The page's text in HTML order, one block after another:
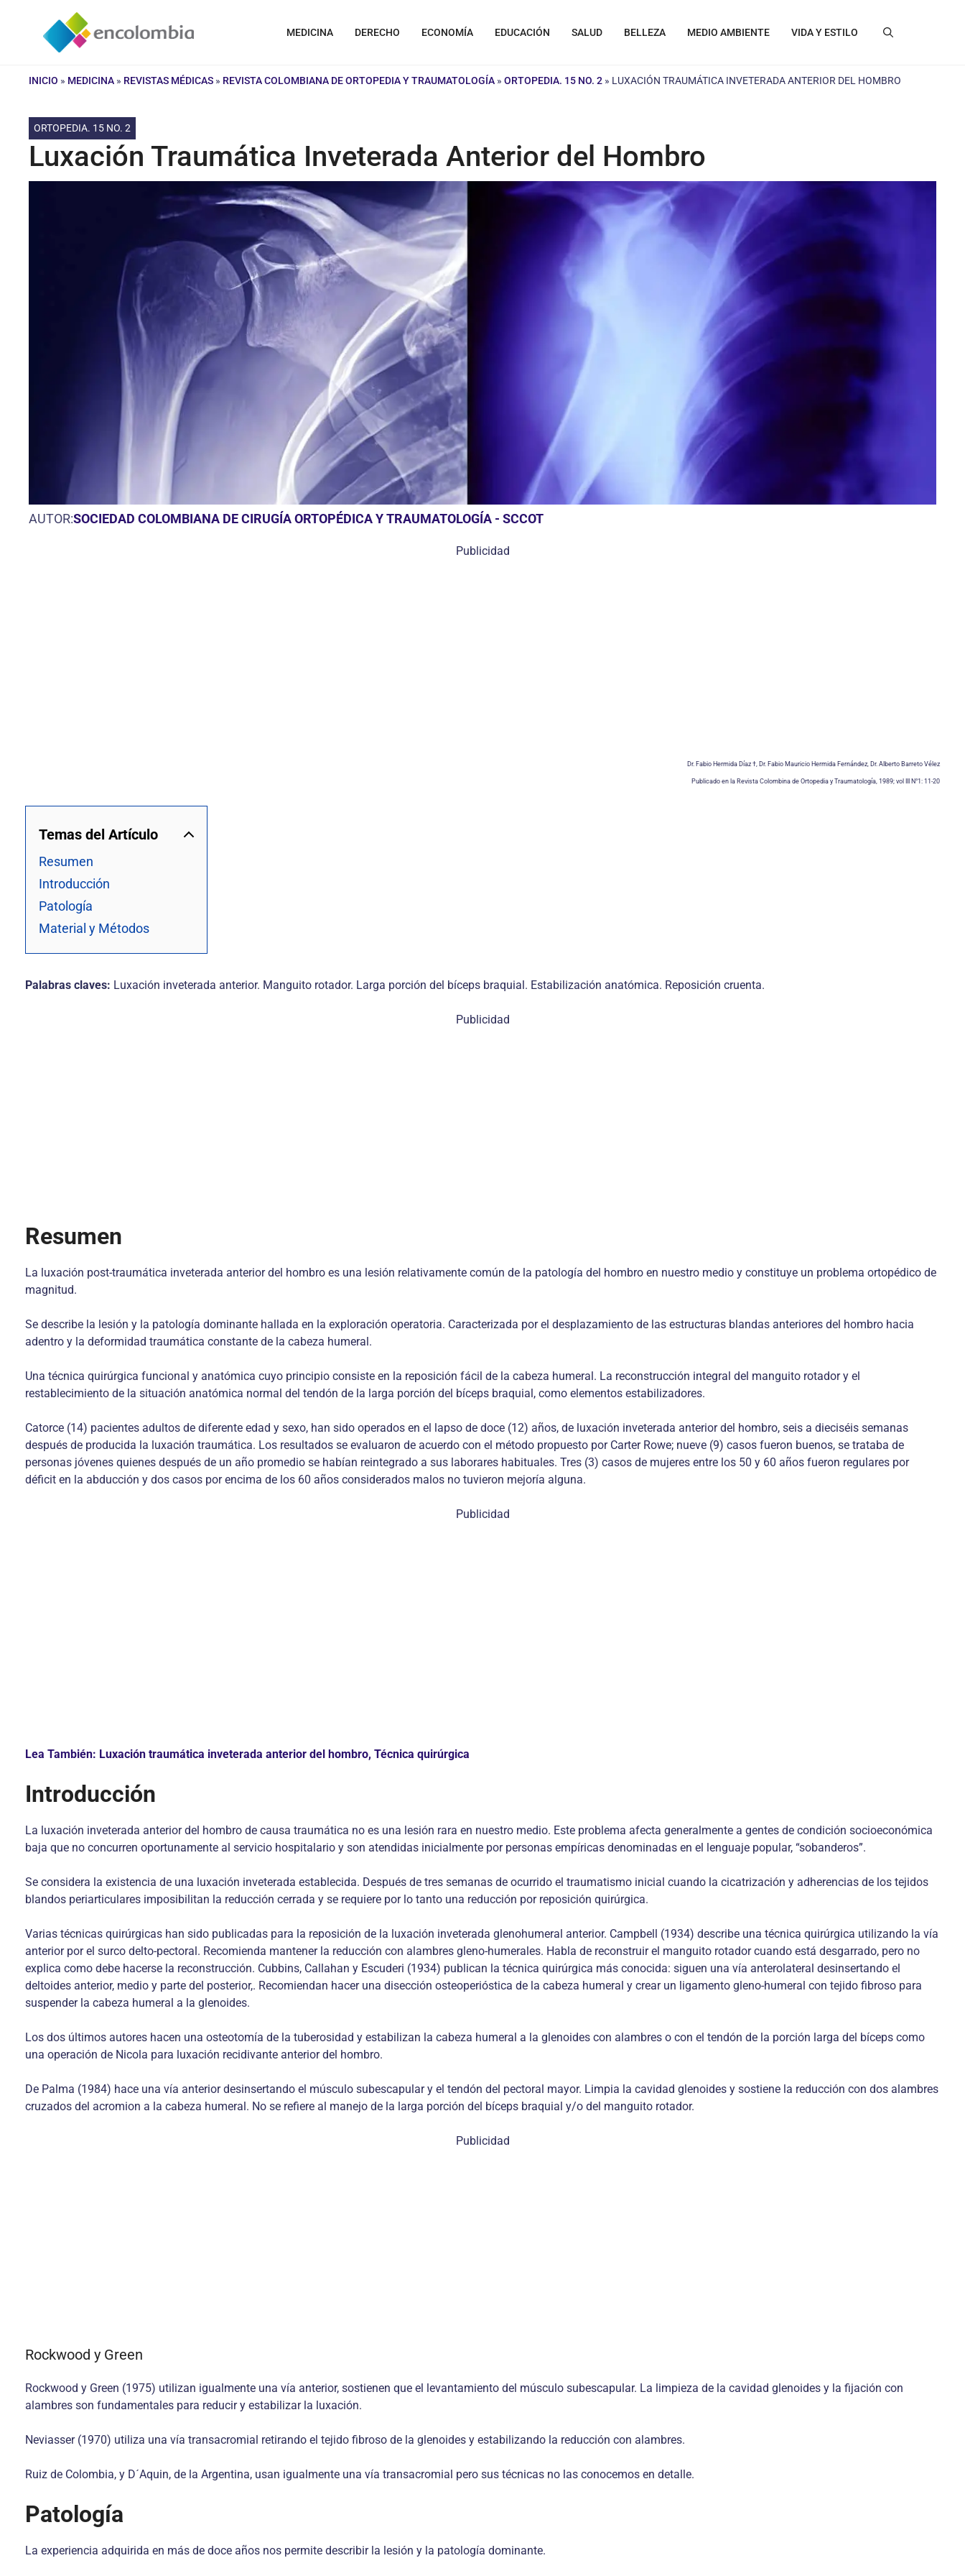
contenido
MEDICINA DERECHO ECONOMÍA EDUCACIÓN SALUD BELLEZA MEDIO AMBIENTE VIDA Y ESTILO
INICIO » MEDICINA » REVISTAS MÉDICAS » REVISTA COLOMBIANA DE ORTOPEDIA Y TRAUMATOLOGÍA » ORTOPEDIA. 15 NO. 2 » LUXACIÓN TRAUMÁTICA INVETERADA ANTERIOR DEL HOMBRO
ORTOPEDIA. 15 NO. 2
Luxación Traumática Inveterada Anterior del Hombro
AUTOR:SOCIEDAD COLOMBIANA DE CIRUGÍA ORTOPÉDICA Y TRAUMATOLOGÍA - SCCOT
Publicidad
Dr. Fabio Hermida Díaz †, Dr. Fabio Mauricio Hermida Fernández, Dr. Alberto Barreto Vélez
Publicado en la Revista Colombina de Ortopedia y Traumatología, 1989; vol III N°1: 11-20
Temas del Artículo
Resumen
Introducción
Patología
Material y Métodos
Palabras claves: Luxación inveterada anterior. Manguito rotador. Larga porción del bíceps braquial. Estabilización anatómica. Reposición cruenta.
Publicidad
Resumen
La luxación post-traumática inveterada anterior del hombro es una lesión relativamente común de la patología del hombro en nuestro medio y constituye un problema ortopédico de
magnitud.
Se describe la lesión y la patología dominante hallada en la exploración operatoria. Caracterizada por el desplazamiento de las estructuras blandas anteriores del hombro hacia
adentro y la deformidad traumática constante de la cabeza humeral.
Una técnica quirúrgica funcional y anatómica cuyo principio consiste en la reposición fácil de la cabeza humeral. La reconstrucción integral del manguito rotador y el
restablecimiento de la situación anatómica normal del tendón de la larga porción del bíceps braquial, como elementos estabilizadores.
Catorce (14) pacientes adultos de diferente edad y sexo, han sido operados en el lapso de doce (12) años, de luxación inveterada anterior del hombro, seis a dieciséis semanas
después de producida la luxación traumática. Los resultados se evaluaron de acuerdo con el método propuesto por Carter Rowe; nueve (9) casos fueron buenos, se trataba de
personas jóvenes quienes después de un año promedio se habían reintegrado a sus laborares habituales. Tres (3) casos de mujeres entre los 50 y 60 años fueron regulares por
déficit en la abducción y dos casos por encima de los 60 años considerados malos no tuvieron mejoría alguna.
Publicidad
Lea También: Luxación traumática inveterada anterior del hombro, Técnica quirúrgica
Introducción
La luxación inveterada anterior del hombro de causa traumática no es una lesión rara en nuestro medio. Este problema afecta generalmente a gentes de condición socioeconómica
baja que no concurren oportunamente al servicio hospitalario y son atendidas inicialmente por personas empíricas denominadas en el lenguaje popular, “sobanderos”.
Se considera la existencia de una luxación inveterada establecida. Después de tres semanas de ocurrido el traumatismo inicial cuando la cicatrización y adherencias de los tejidos
blandos periarticulares imposibilitan la reducción cerrada y se requiere por lo tanto una reducción por reposición quirúrgica.
Varias técnicas quirúrgicas han sido publicadas para la reposición de la luxación inveterada glenohumeral anterior. Campbell (1934) describe una técnica quirúrgica utilizando la vía
anterior por el surco delto-pectoral. Recomienda mantener la reducción con alambres gleno-humerales. Habla de reconstruir el manguito rotador cuando está desgarrado, pero no
explica como debe hacerse la reconstrucción. Cubbins, Callahan y Escuderi (1934) publican la técnica quirúrgica más conocida: siguen una vía anterolateral desinsertando el
deltoides anterior, medio y parte del posterior,. Recomiendan hacer una disección osteoperióstica de la cabeza humeral y crear un ligamento gleno-humeral con tejido fibroso para
suspender la cabeza humeral a la glenoides.
Los dos últimos autores hacen una osteotomía de la tuberosidad y estabilizan la cabeza humeral a la glenoides con alambres o con el tendón de la porción larga del bíceps como
una operación de Nicola para luxación recidivante anterior del hombro.
De Palma (1984) hace una vía anterior desinsertando el músculo subescapular y el tendón del pectoral mayor. Limpia la cavidad glenoides y sostiene la reducción con dos alambres
cruzados del acromion a la cabeza humeral. No se refiere al manejo de la larga porción del bíceps braquial y/o del manguito rotador.
Publicidad
Rockwood y Green
Rockwood y Green (1975) utilizan igualmente una vía anterior, sostienen que el levantamiento del músculo subescapular. La limpieza de la cavidad glenoides y la fijación con
alambres son fundamentales para reducir y estabilizar la luxación.
Neviasser (1970) utiliza una vía transacromial retirando el tejido fibroso de la glenoides y estabilizando la reducción con alambres.
Ruiz de Colombia, y D´Aquin, de la Argentina, usan igualmente una vía transacromial pero sus técnicas no las conocemos en detalle.
Patología
La experiencia adquirida en más de doce años nos permite describir la lesión y la patología dominante.